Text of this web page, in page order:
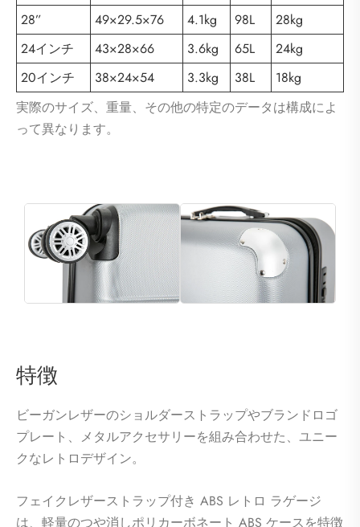
28”
49×29.5×76 4.1kg 98L
28kg
24インチ
43×28×66 3.6kg 65L
24kg
20インチ
38×24×54 3.3kg 38L
18kg
実際のサイズ、重量、その他の特定のデータは構成によ
って異なります。
特徴
ビーガンレザーのショルダーストラップやブランドロゴ
プレート、メタルアクセサリーを組み合わせた、ユニー
クなレトロデザイン。
フェイクレザーストラップ付き ABS レトロ ラゲージ
は、軽量のつや消しポリカーボネート ABS ケースを特徴